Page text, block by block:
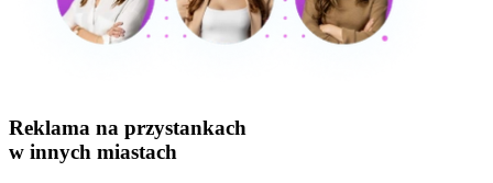
Reklama na przystankach
w innych miastach